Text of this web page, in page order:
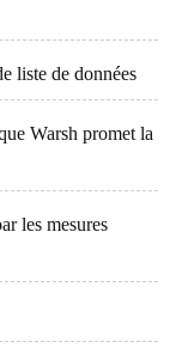
liste de données
Warsh promet la
les mesures